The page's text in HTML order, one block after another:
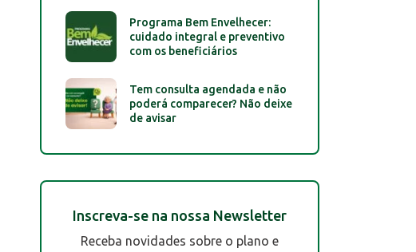
Programa Bem Envelhecer:
cuidado integral e preventivo
com os beneficiários
Tem consulta agendada e não
poderá comparecer? Não deixe
de avisar
Inscreva-se na nossa Newsletter
Receba novidades sobre o plano e